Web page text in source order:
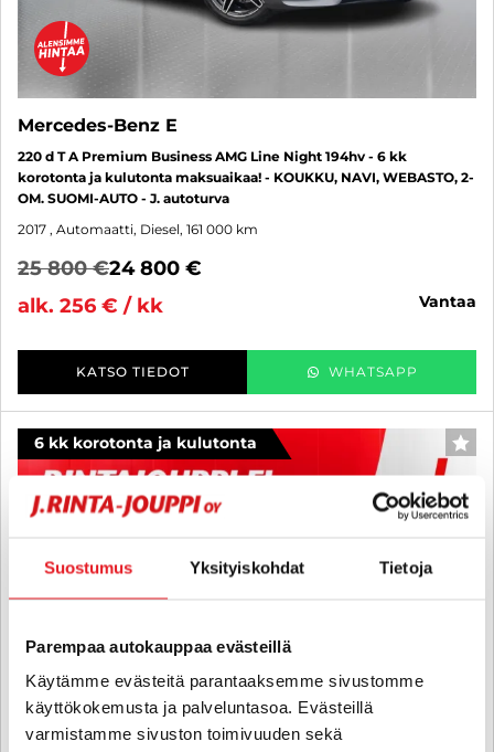
Suostumus Yksityiskohdat Tietoja
Parempaa autokauppaa evästeillä
Käytämme evästeitä parantaaksemme sivustomme
käyttökokemusta ja palveluntasoa. Evästeillä
varmistamme sivuston toimivuuden sekä
Mercedes-Benz E
220 d T A Premium Business AMG Line Night 194hv - 6 kk
korotonta ja kulutonta maksuaikaa! - KOUKKU, NAVI, WEBASTO, 2-
OM. SUOMI-AUTO - J. autoturva
2017 , Automaatti, Diesel, 161 000 km
25 800 €24 800 €
alk. 256 € / kk
vantaa
KATSO TIEDOT WHATSAPP
6 kk korotonta ja kulutonta